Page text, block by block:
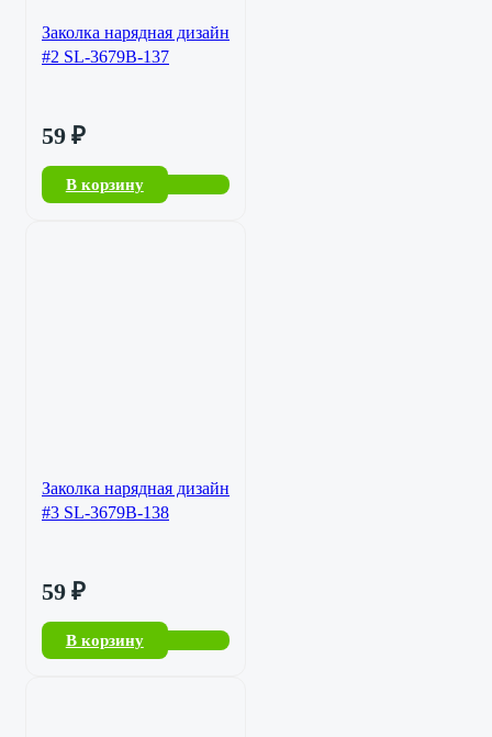
Заколка нарядная дизайн
#2 SL-3679B-137
59 ₽
В корзину
Заколка нарядная дизайн
#3 SL-3679B-138
59 ₽
В корзину